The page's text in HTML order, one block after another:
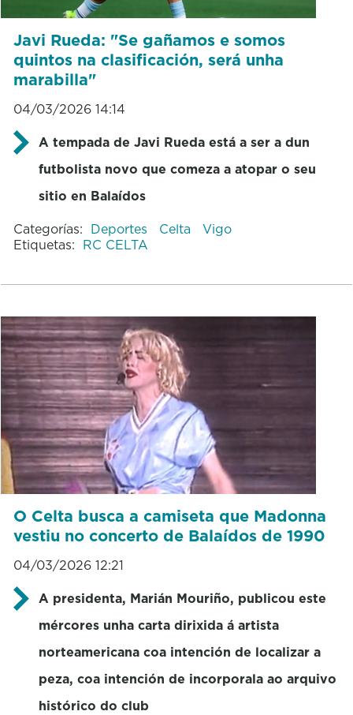
Javi Rueda: "Se gañamos e somos
quintos na clasificación, será unha
marabilla"
04/03/2026 14:14
A tempada de Javi Rueda está a ser a dun
futbolista novo que comeza a atopar o seu
sitio en Balaídos
Categorías: Deportes Celta
Vigo
Etiquetas: RC CELTA
O Celta busca a camiseta que Madonna
vestiu no concerto de Balaídos de 1990
04/03/2026 12:21
A presidenta, Marián Mouriño, publicou este
mércores unha carta dirixida á artista
norteamericana coa intención de localizar a
peza, coa intención de incorporala ao arquivo
histórico do club